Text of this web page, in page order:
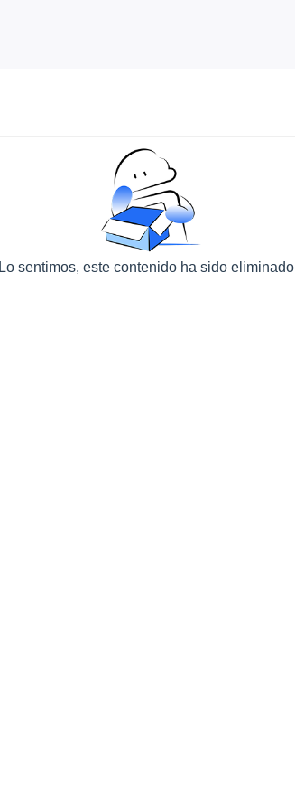
Lo sentimos, este contenido ha sido eliminado